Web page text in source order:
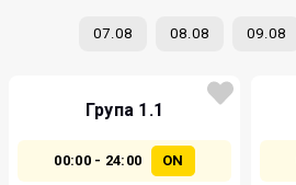
07.08 08.08 09.08
Група 1.1
00:00 - 24:00 ON